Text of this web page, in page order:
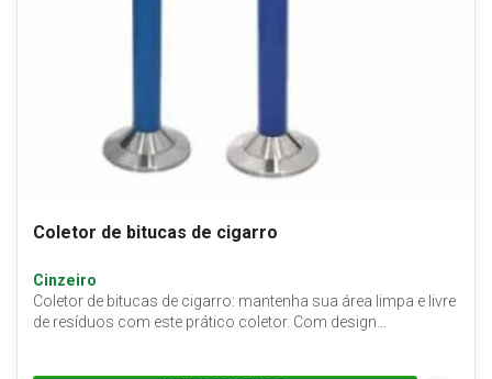
Coletor de bitucas de cigarro
Cinzeiro
Coletor de bitucas de cigarro: mantenha sua área limpa e livre
de resíduos com este prático coletor. Com design…